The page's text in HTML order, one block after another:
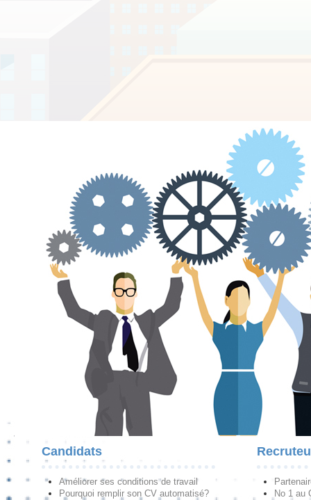
Candidats
Améliorer ses conditions de travail
Pourquoi remplir son CV automatisé?
No 1 au